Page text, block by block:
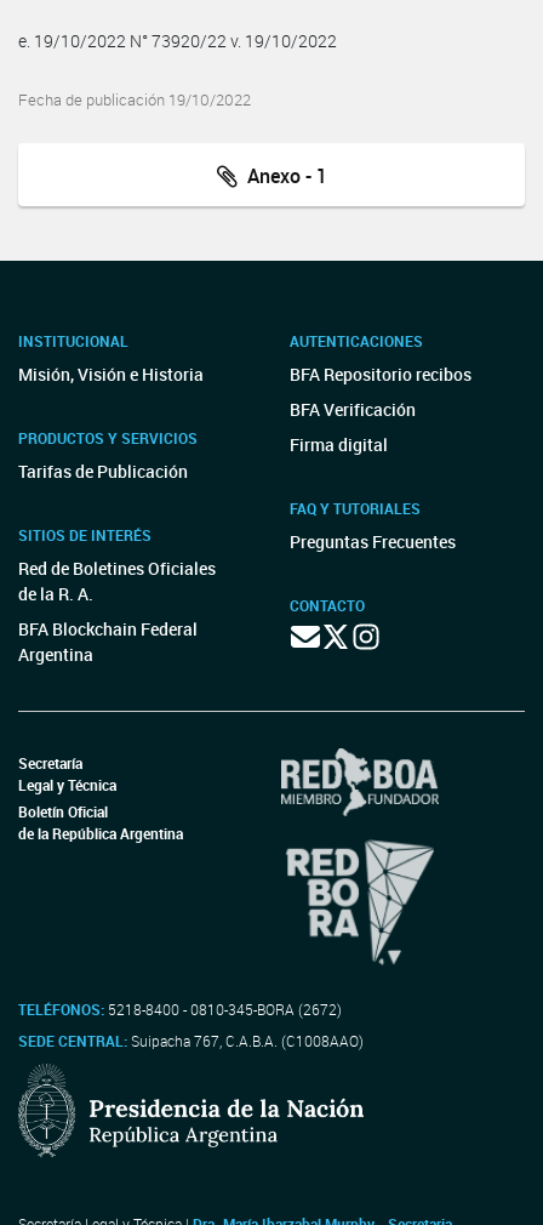
e. 19/10/2022 N° 73920/22 v. 19/10/2022
Fecha de publicación 19/10/2022
Anexo - 1
INSTITUCIONAL
Misión, Visión e Historia
PRODUCTOS Y SERVICIOS
Tarifas de Publicación
SITIOS DE INTERÉS
Red de Boletines Oficiales
de la R. A.
BFA Blockchain Federal
Argentina
AUTENTICACIONES
BFA Repositorio recibos
BFA Verificación
Firma digital
FAQ Y TUTORIALES
Preguntas Frecuentes
CONTACTO
Secretaría
Legal y Técnica
Boletín Oficial
de la República Argentina
TELÉFONOS: 5218-8400 - 0810-345-BORA (2672)
SEDE CENTRAL:Suipacha 767, C.A.B.A. (C1008AAO)